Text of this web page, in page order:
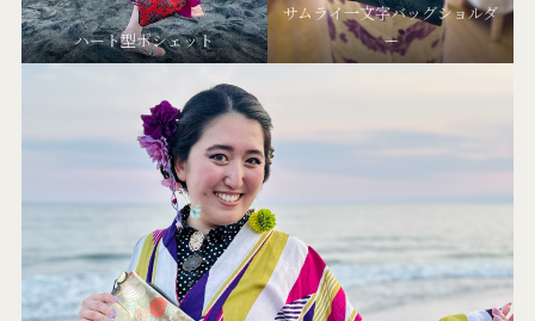
ハート型ポシェット
サムライ一文字バッグショルダ
ー